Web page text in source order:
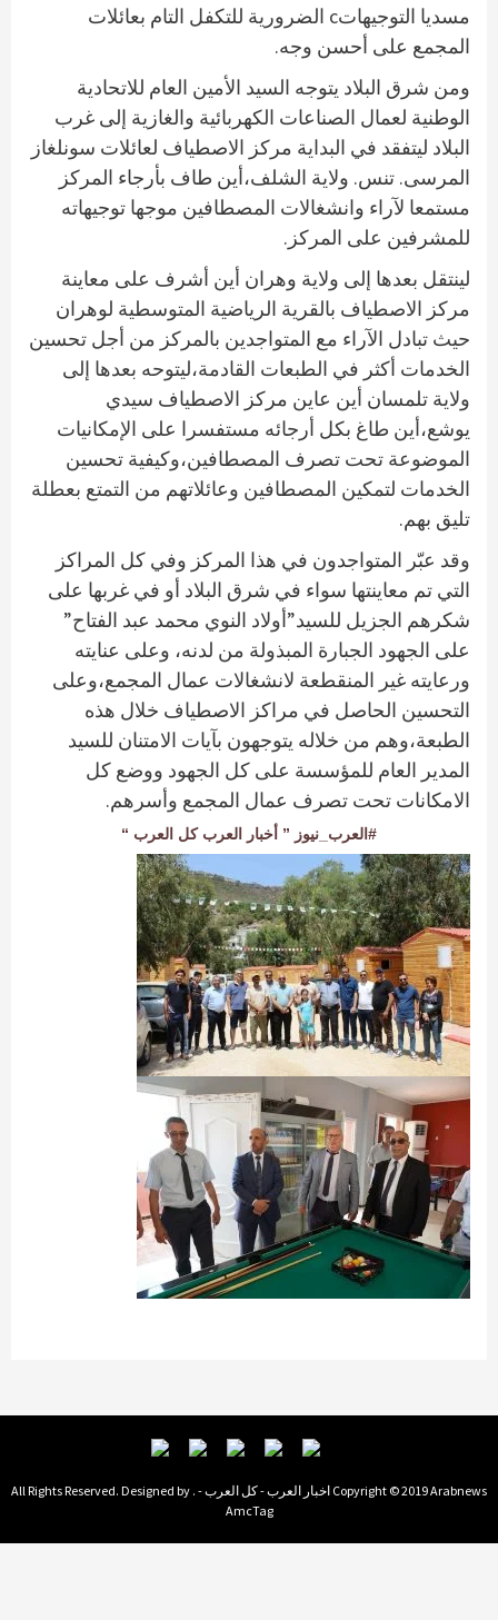
مسديا التوجيهاتc الضرورية للتكفل التام بعائلات
المجمع على أحسن وجه.
ومن شرق البلاد يتوجه السيد الأمين العام للاتحادية
الوطنية لعمال الصناعات الكهربائية والغازية إلى غرب
البلاد ليتفقد في البداية مركز الاصطياف لعائلات سونلغاز
المرسى. تنس. ولاية الشلف،أين طاف بأرجاء المركز
مستمعا لآراء وانشغالات المصطافين موجها توجيهاته
للمشرفين على المركز.
لينتقل بعدها إلى ولاية وهران أين أشرف على معاينة
مركز الاصطياف بالقرية الرياضية المتوسطية لوهران
حيث تبادل الآراء مع المتواجدين بالمركز من أجل تحسين
الخدمات أكثر في الطبعات القادمة،ليتوحه بعدها إلى
ولاية تلمسان أين عاين مركز الاصطياف سيدي
يوشع،أين طاغ بكل أرجائه مستفسرا على الإمكانيات
الموضوعة تحت تصرف المصطافين،وكيفية تحسين
الخدمات لتمكين المصطافين وعائلاتهم من التمتع بعطلة
تليق بهم.
وقد عبّر المتواجدون في هذا المركز وفي كل المراكز
التي تم معاينتها سواء في شرق البلاد أو في غربها على
شكرهم الجزيل للسيد”أولاد النوي محمد عبد الفتاح”
على الجهود الجبارة المبذولة من لدنه، وعلى عنايته
ورعايته غير المنقطعة لانشغالات عمال المجمع،وعلى
التحسين الحاصل في مراكز الاصطياف خلال هذه
الطبعة،وهم من خلاله يتوجهون بآيات الامتنان للسيد
المدير العام للمؤسسة على كل الجهود ووضع كل
الامكانات تحت تصرف عمال المجمع وأسرهم.
#العرب_نيوز ” أخبار العرب كل العرب “
Copyright © 2019 Arabnews اخبار العرب - كل العرب - . All Rights Reserved. Designed by
AmcTag